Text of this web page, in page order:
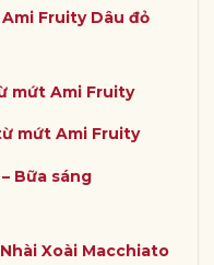
Fruity Dâu đỏ
mứt Ami Fruity
mứt Ami Fruity
Bữa sáng
Xoài Macchiato